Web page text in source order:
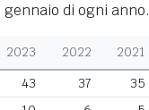
di ogni anno.
2023 2022 2021
43 37 35